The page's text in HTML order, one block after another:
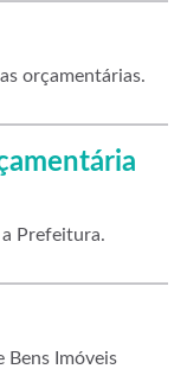
orçamentárias.
Prefeitura.
Bens Imóveis